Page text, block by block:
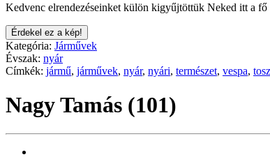
Kedvenc elrendezéseinket külön kigyűjtöttük Neked itt a fő
Érdekel ez a kép!
Kategória: Járművek
Évszak: nyár
Címkék: jármű, járművek, nyár, nyári, természet, vespa,
Nagy Tamás (101)